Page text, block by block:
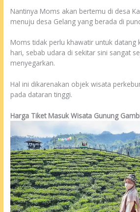
Nantinya Moms akan bertemu di desa
menuju desa Gelang yang berada di
Moms tidak perlu khawatir untuk datang
hari, sebab udara di sekitar sini sangat
menyegarkan.
Hal ini dikarenakan objek wisata
pada dataran tinggi.
Harga Tiket Masuk Wisata Gunung